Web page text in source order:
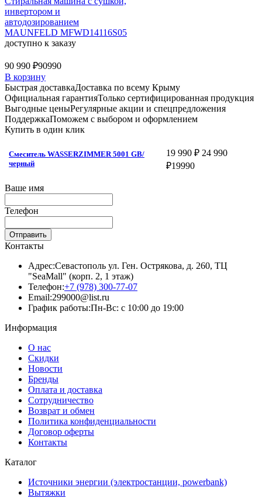
инвертором и
автодозированием
MAUNFELD MFWD14116S05
доступно к заказу
90 990 ₽90990
В корзину
Быстрая доставкаДоставка по всему Крыму
Официальная гарантияТолько сертифицированная продукция
Выгодные ценыРегулярные акции и спецпредложения
ПоддержкаПоможем с выбором и оформлением
Купить в один клик
Смеситель WASSERZIMMER 5001 GB/
черный
19 990 ₽ 24 990
₽19990
Ваше имя
Телефон
Отправить
Контакты
Адрес:Севастополь ул. Ген. Острякова, д. 260, ТЦ
"SeaMall" (корп. 2, 1 этаж)
Телефон:+7 (978) 300-77-07
Email:299000@list.ru
График работы:Пн-Вс: с 10:00 до 19:00
Информация
О нас
Скидки
Новости
Бренды
Оплата и доставка
Сотрудничество
Возврат и обмен
Политика конфиденциальности
Договор оферты
Контакты
Каталог
Источники энергии (электростанции, powerbank)
Вытяжки